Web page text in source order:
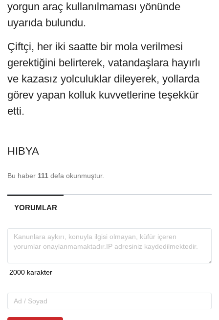
yorgun araç kullanılmaması yönünde
uyarıda bulundu.
Çiftçi, her iki saatte bir mola verilmesi
gerektiğini belirterek, vatandaşlara hayırlı
ve kazasız yolculuklar dileyerek, yollarda
görev yapan kolluk kuvvetlerine teşekkür
etti.
HIBYA
Bu haber 111 defa okunmuştur.
YORUMLAR